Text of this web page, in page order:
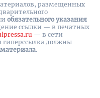
размещенных
обязательного указания
ссылки — в печатных
— в сети
гиперссылка должны
материала.